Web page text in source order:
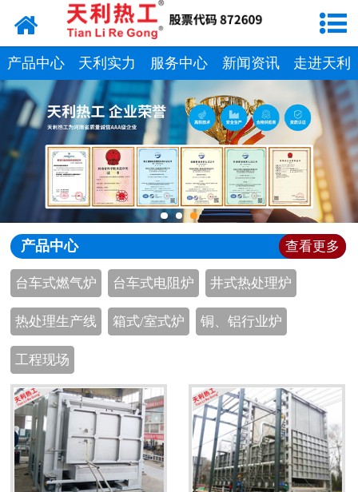
天利实力
服务中心
新闻中心
走进天利
联系我们
产品中心 天利实力 服务中心 新闻资讯 走进天利
产品中心 查看更多
台车式燃气炉 台车式电阻炉 井式热处理炉
热处理生产线 箱式/室式炉 铜、铝行业炉
工程现场